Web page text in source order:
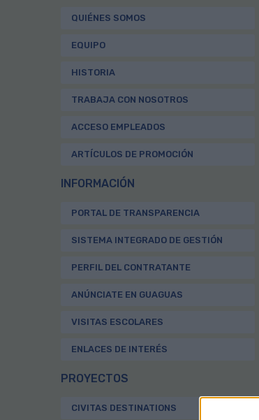
QUIÉNES SOMOS
EQUIPO
HISTORIA
TRABAJA CON NOSOTROS
ACCESO EMPLEADOS
ARTÍCULOS DE PROMOCIÓN
INFORMACIÓN
PORTAL DE TRANSPARENCIA
SISTEMA INTEGRADO DE GESTIÓN
PERFIL DEL CONTRATANTE
ANÚNCIATE EN GUAGUAS
VISITAS ESCOLARES
ENLACES DE INTERÉS
PROYECTOS
CIVITAS DESTINATIONS